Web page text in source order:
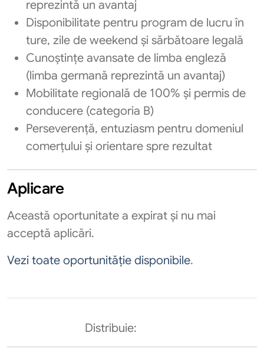
reprezintă un avantaj
Disponibilitate pentru program de lucru în
ture, zile de weekend și sărbătoare legală
Cunoștințe avansate de limba engleză
(limba germană reprezintă un avantaj)
Mobilitate regională de 100% și permis de
conducere (categoria B)
Perseverență, entuziasm pentru domeniul
comerțului și orientare spre rezultat
Aplicare
Această oportunitate a expirat și nu mai
acceptă aplicări.
Vezi toate oportunităție disponibile.
Distribuie: